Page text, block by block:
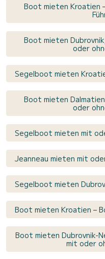
Boot mieten Kroatien
Boot mieten
oder
Segelboot mieten
Boot mieten
oder
Segelboot mieten mit
Jeanneau mieten mit
Segelboot mieten
Boot mieten Kroatien –
Boot mieten Dubrovnik-
mit oder